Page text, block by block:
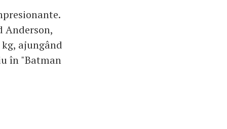
Anderson,
ajungând
în "Batman